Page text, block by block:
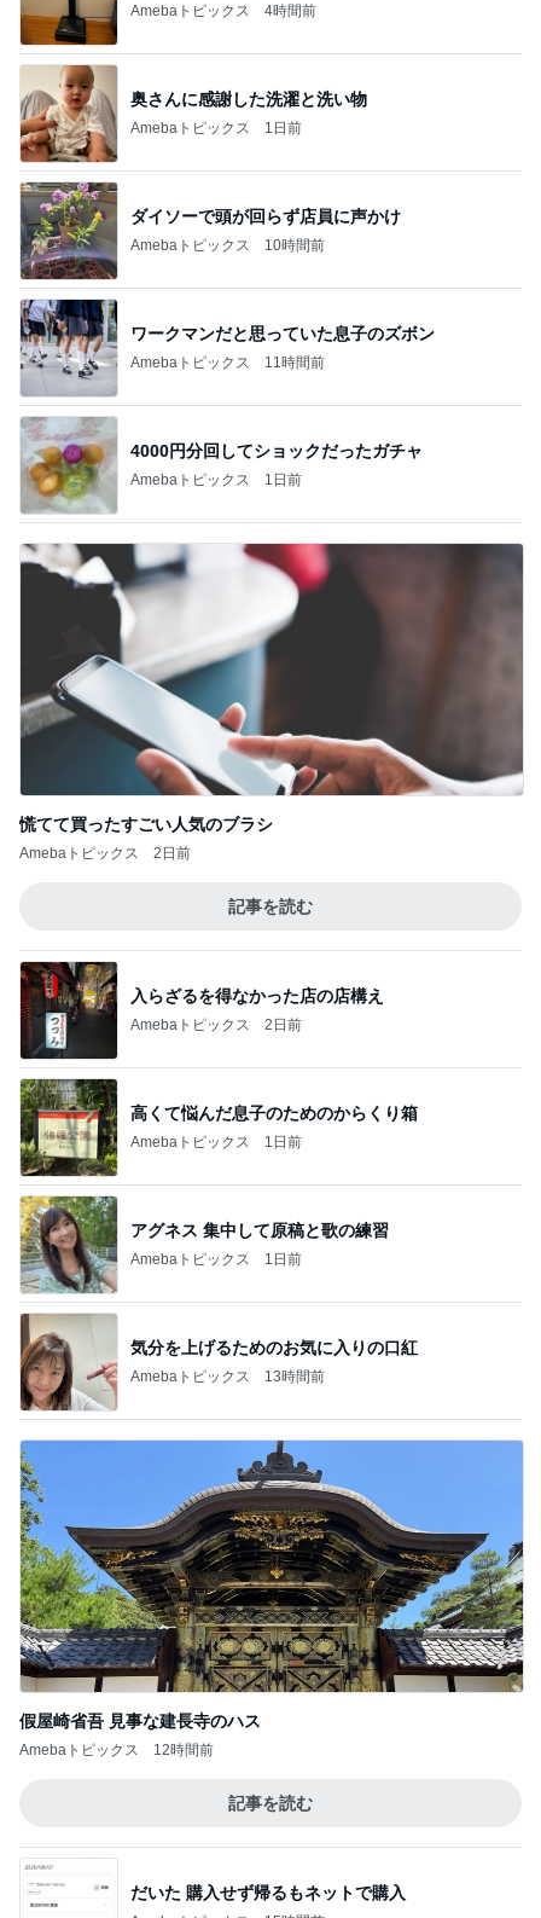
Amebaトピックス 4時間前
奥さんに感謝した洗濯と洗い物
Amebaトピックス 1日前
ダイソーで頭が回らず店員に声かけ
Amebaトピックス 10時間前
ワークマンだと思っていた息子のズボン
Amebaトピックス 11時間前
4000円分回してショックだったガチャ
Amebaトピックス 1日前
慌てて買ったすごい人気のブラシ
Amebaトピックス 2日前
記事を読む
入らざるを得なかった店の店構え
Amebaトピックス 2日前
高くて悩んだ息子のためのからくり箱
Amebaトピックス 1日前
アグネス 集中して原稿と歌の練習
Amebaトピックス 1日前
気分を上げるためのお気に入りの口紅
Amebaトピックス 13時間前
假屋崎省吾 見事な建長寺のハス
Amebaトピックス 12時間前
記事を読む
だいた 購入せず帰るもネットで購入